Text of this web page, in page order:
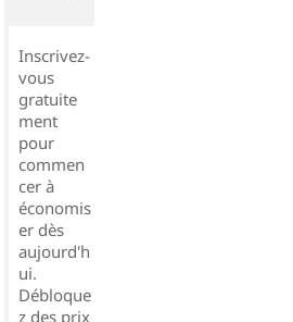
Inscrivez-
vous
gratuite
ment
pour
commen
cer à
économis
er dès
aujourd'h
ui.
Débloque
z des prix